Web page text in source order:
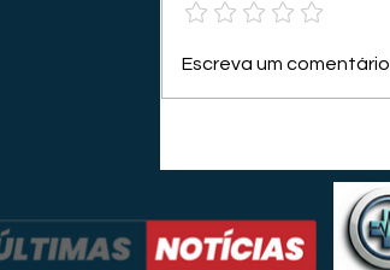
Escreva um comentário